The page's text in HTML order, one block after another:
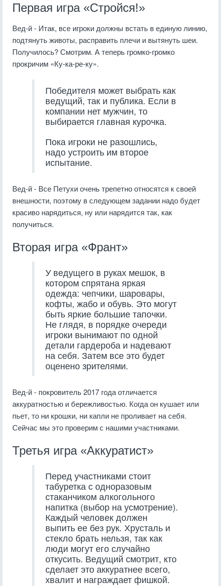
Первая игра «Стройся!»
Вед-й - Итак, все игроки должны встать в единую линию,
подтянуть животы, расправить плечи и вытянуть шеи.
Получилось? Смотрим. А теперь громко-громко
прокричим «Ку-ка-ре-ку».
Победителя может выбрать как
ведущий, так и публика. Если в
компании нет мужчин, то
выбирается главная курочка.
Пока игроки не разошлись,
надо устроить им второе
испытание.
Вед-й - Все Петухи очень трепетно относятся к своей
внешности, поэтому в следующем задании надо будет
красиво нарядиться, ну или нарядится так, как
получиться.
Вторая игра «Франт»
У ведущего в руках мешок, в
котором спрятана яркая
одежда: чепчики, шаровары,
кофты, жабо и обувь. Это могут
быть яркие большие тапочки.
Не глядя, в порядке очереди
игроки вынимают по одной
детали гардероба и надевают
на себя. Затем все это будет
оценено зрителями.
Вед-й - покровитель 2017 года отличается
аккуратностью и бережливостью. Когда он кушает или
пьет, то ни крошки, ни капли не проливает на себя.
Сейчас мы это проверим с нашими участниками.
Третья игра «Аккуратист»
Перед участниками стоит
табуретка с одноразовым
стаканчиком алкогольного
напитка (выбор на усмотрение).
Каждый человек должен
выпить ее без рук. Хрусталь и
стекло брать нельзя, так как
люди могут его случайно
откусить. Ведущий смотрит, кто
сделает это аккуратнее всего,
хвалит и награждает фишкой.